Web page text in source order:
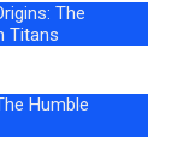
The
Titans
Humble